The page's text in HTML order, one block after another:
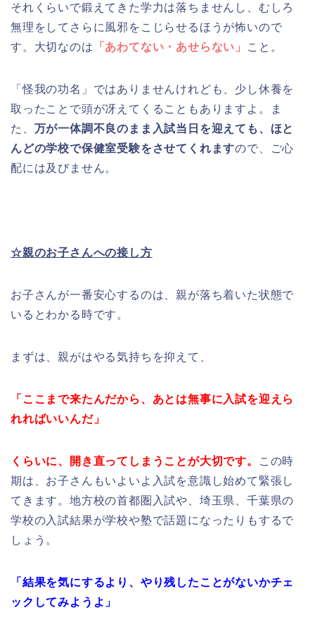
それくらいで鍛えてきた学力は落ちませんし、むしろ
無理をしてさらに風邪をこじらせるほうが怖いので
す。大切なのは 「あわてない・あせらない」 こと。
「怪我の功名」ではありませんけれども、少し休養を
取ったことで頭が冴えてくることもありますよ。ま
た、 万が一体調不良のまま入試当日を迎えても、ほと
んどの学校で保健室受験をさせてくれますので、ご心
配には及びません。
☆親のお子さんへの接し方
お子さんが一番安心するのは、親が落ち着いた状態で
いるとわかる時です。
まずは、親がはやる気持ちを抑えて、
「ここまで来たんだから、あとは無事に入試を迎えら
れればいいんだ」
くらいに、開き直ってしまうことが大切です。
この時
期は、お子さんもいよいよ入試を意識し始めて緊張し
てきます。地方校の首都圏入試や、埼玉県、千葉県の
学校の入試結果が学校や塾で話題になったりもするで
しょう。
「結果を気にするより、やり残したことがないかチェ
ックしてみようよ」